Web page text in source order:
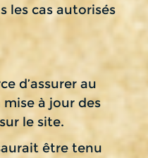
les cas autorisés
d’assurer au
à jour des
le site.
être tenu